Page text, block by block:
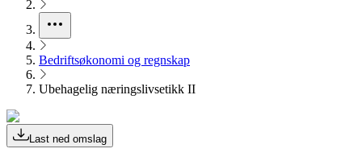
Bedriftsøkonomi og regnskap
Ubehagelig næringslivsetikk II
Last ned omslag